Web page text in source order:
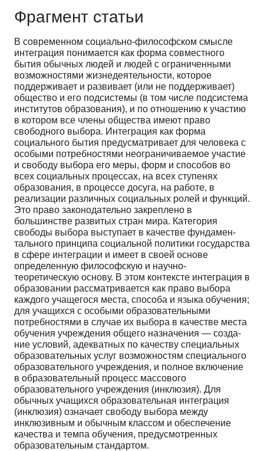
Фрагмент статьи
В современном социально-философском смысле
интеграция понимается как форма совместного
бытия обычных людей и людей с ограниченными
возможнос­тями жизнедеятельности, которое
поддерживает и раз­вивает (или не поддерживает)
общество и его подсисте­мы (в том числе подсистема
институтов образования), и по отношению к участию
в котором все члены обще­ства имеют право
свободного выбора. Интеграция как форма
социального бытия предусматривает для челове­ка с
особыми потребностями неограничиваемое участие
и свободу выбора его меры, форм и способов во
всех со­циальных процессах, на всех ступенях
образования, в процессе досуга, на работе, в
реализации различных со­циальных ролей и функций.
Это право законодательно закреплено в
большинстве развитых стран мира. Кате­гория
свободы выбора выступает в качестве фундамен­
тального принципа социальной политики государства
в сфере интеграции и имеет в своей основе
определенную философскую и научно-
теоретическую основу. В этом контексте интеграция в
образовании рассматривается как право выбора
каждого учащегося места, способа и языка обучения;
для учащихся с особыми образователь­ными
потребностями в случае их выбора в качестве ме­ста
обучения учреждения общего назначения — созда­
ние условий, адекватных по качеству специальных
об­разовательных услуг возможностям специального
об­разовательного учреждения, и полное включение
в обра­зовательный процесс массового
образовательного уч­реждения (инклюзия). Для
обычных учащихся образо­вательная интеграция
(инклюзия) означает свободу выбора между
инклюзивным и обычным классом и обеспечение
качества и темпа обучения, предусмотрен­ных
образовательным стандартом.